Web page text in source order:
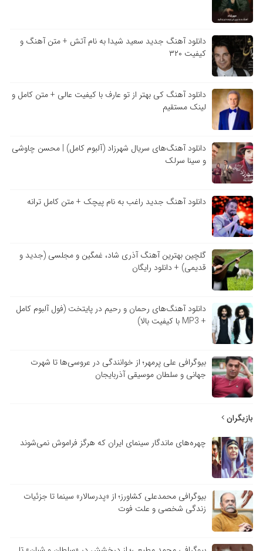
دانلود آهنگ جدید سعید شیدا به نام آتش + متن آهنگ و
کیفیت ۳۲۰
دانلود آهنگ کی بهتر از تو عارف با کیفیت عالی + متن کامل و
لینک مستقیم
دانلود آهنگ‌های سریال شهرزاد (آلبوم کامل) | محسن چاوشی
و سینا سرلک
دانلود آهنگ جدید راغب به نام پیچک + متن کامل ترانه
گلچین بهترین آهنگ آذری شاد، غمگین و مجلسی (جدید و
قدیمی) + دانلود رایگان
دانلود آهنگ‌های رحمان و رحیم در پایتخت (فول آلبوم کامل
+ MP3 با کیفیت بالا)
بیوگرافی علی پرمهر؛ از خوانندگی در عروسی‌ها تا شهرت
جهانی و سلطان موسیقی آذربایجان
بازیگران
چهره‌های ماندگار سینمای ایران که هرگز فراموش نمی‌شوند
بیوگرافی محمدعلی کشاورز؛ از «پدرسالار» سینما تا جزئیات
زندگی شخصی و علت فوت